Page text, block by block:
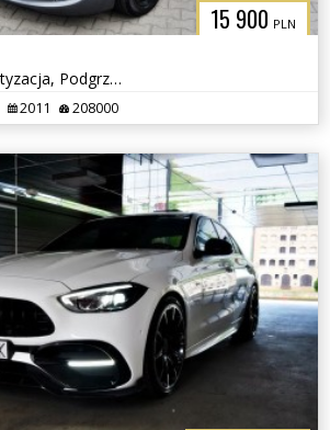
15 900 PLN
Serwisowany, Klimatyzacja, Podgrzewane fotele
2011 208000